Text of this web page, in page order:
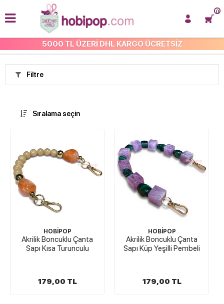
5000 TL ÜZERİ DHL KARGO ÜCRETSİZ
0
HOBİ MALZEMELERİ
Filtre
Sıralama seçin
HOBİPOP
Akrilik Boncuklu Çanta
Sapı Kısa Turunculu
179,00 TL
HOBİPOP
Akrilik Boncuklu Çanta
Sapı Küp Yeşilli Pembeli
179,00 TL